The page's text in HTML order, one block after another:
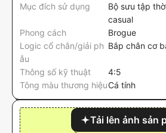
Mục đích sử dụng
Bộ sưu tập
casual
Phong cách
Brogue
Logic cổ chân/giải ph
ẫu
Bắp chân cơ
Thông số kỹ thuật
4:5
Tông màu thương hiệuCá tính
Tải lên ảnh sản